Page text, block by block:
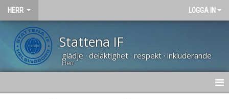
HERR LOGGA IN
Stattena IF
glädje · delaktighet · respekt · inkluderande
Herr